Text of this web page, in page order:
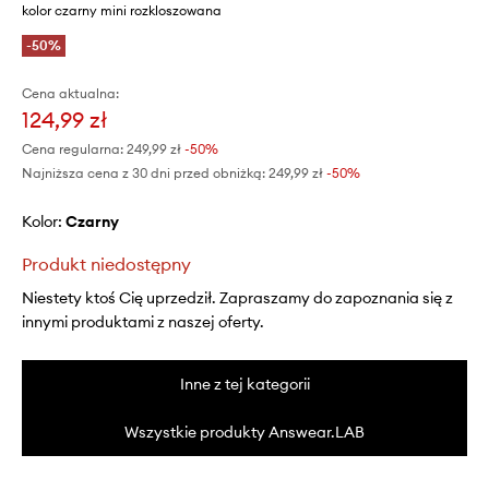
kolor czarny mini rozkloszowana
-50%
Cena aktualna:
124,99 zł
Cena regularna: 249,99 zł -50%
Najniższa cena z 30 dni przed obniżką: 249,99 zł -50%
Kolor: czarny
Produkt niedostępny
Niestety ktoś Cię uprzedził. Zapraszamy do zapoznania się z
innymi produktami z naszej oferty.
Inne z tej kategorii
Wszystkie produkty Answear.LAB